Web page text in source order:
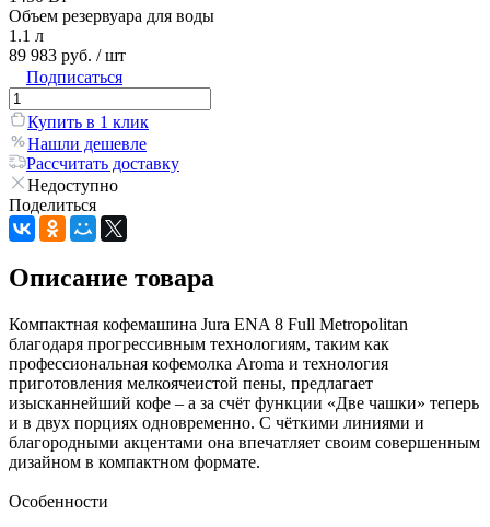
Объем резервуара для воды
1.1 л
89 983 руб. / шт
Подписаться
Купить в 1 клик
Нашли дешевле
Рассчитать доставку
Недоступно
Поделиться
Описание товара
Компактная кофемашина Jura ENA 8 Full Metropolitan
благодаря прогрессивным технологиям, таким как
профессиональная кофемолка Aroma и технология
приготовления мелкоячеистой пены, предлагает
изысканнейший кофе – а за счёт функции «Две чашки» теперь
и в двух порциях одновременно. С чёткими линиями и
благородными акцентами она впечатляет своим совершенным
дизайном в компактном формате.
Особенности